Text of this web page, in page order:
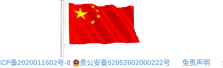
备2020011602号-8 贵公安备52052602000222号 免责声明